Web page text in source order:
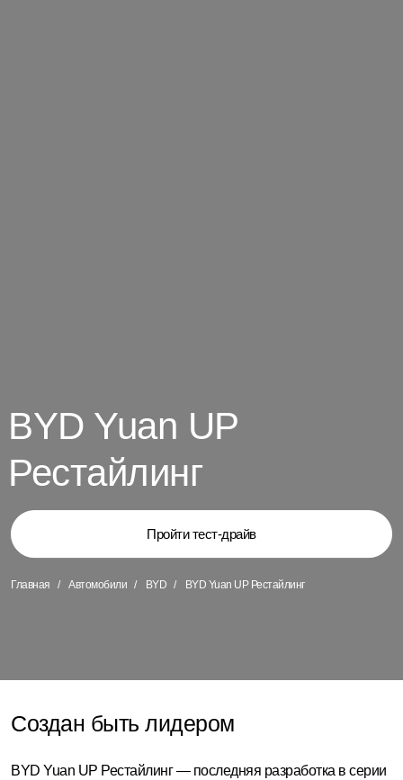
BYD Yuan UP
Рестайлинг
Пройти тест-драйв
Главная Автомобили BYD BYD Yuan UP Рестайлинг
Создан быть лидером
BYD Yuan UP Рестайлинг — последняя разработка в серии